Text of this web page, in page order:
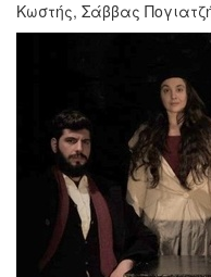
Κωστής, Σάββας